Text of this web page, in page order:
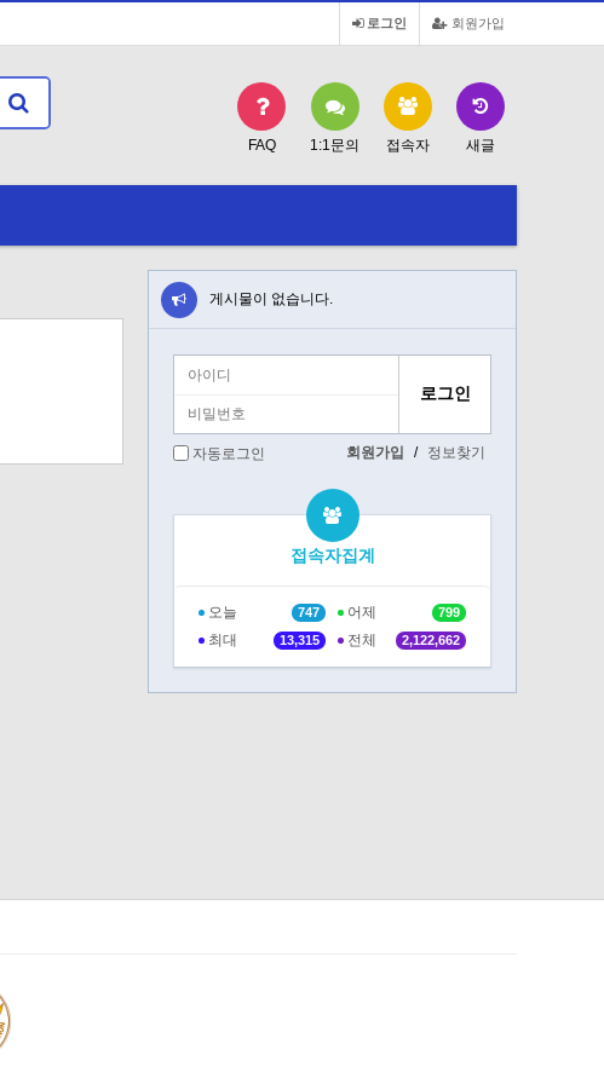
회원가입
로그인
FAQ 1:1문의 접속자 새글
게시물이 없습니다.
자동로그인 회원가입 / 정보찾기
접속자집계
오늘 747 어제 799
최대 13,315 전체 2,122,662